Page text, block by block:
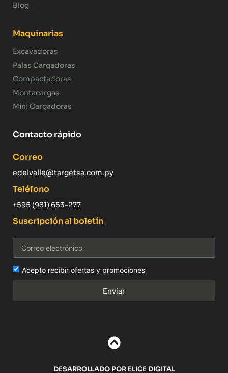
Blog
Maquinarias
Excavadoras
Palas Cargadoras
Compactadoras
Montacargas
Mini Cargadoras
Contacto rápido
Correo
edelvalle@targetsa.com.py
Teléfono
+595 (981) 653-277
Suscripción al boletín
Acepto recibir ofertas y promociones
Enviar
DESARROLLADO POR ELICE DIGITAL